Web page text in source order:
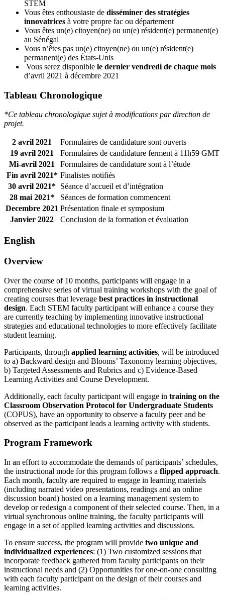
STEM
Vous êtes enthousiaste de disséminer des stratégies
innovatrices à votre propre fac ou département
Vous êtes un(e) citoyen(ne) ou un(e) résident(e) permanent(e)
au Sénégal
Vous n’êtes pas un(e) citoyen(ne) ou un(e) résident(e)
permanent(e) des États-Unis
Vous serez disponible le dernier vendredi de chaque mois
d’avril 2021 à décembre 2021
Tableau Chronologique
*Ce tableau chronologique sujet à modifications par direction de
projet.
2 avril 2021
Formulaires de candidature sont ouverts
19 avril 2021
Formulaires de candidature ferment à 11h59 GMT
Mi-avril 2021
Formulaires de candidature sont à l’étude
Fin avril 2021* Finalistes notifiés
30 avril 2021* Séance d’accueil et d’intégration
28 mai 2021*
Séances de formation commencent
Decembre 2021 Présentation finale et symposium
Janvier 2022
Conclusion de la formation et évaluation
English
Overview
Over the course of 10 months, participants will engage in a
comprehensive series of virtual training workshops with the goal of
creating courses that leverage best practices in instructional
design. Each STEM faculty participant will enhance a course they
are currently teaching by implementing innovative instructional
strategies and educational technologies to more effectively facilitate
student learning.
Participants, through applied learning activities, will be introduced
to a) Backward design and Blooms’ Taxonomy learning objectives,
b) Targeted Assessments and Rubrics and c) Evidence-Based
Learning Activities and Course Development.
Additionally, each faculty participant will engage in training on the
Classroom Observation Protocol for Undergraduate Students
(COPUS), have an opportunity to observe a faculty peer and be
observed as the participant leads a learning activity with students.
Program Framework
In an effort to accommodate the demands of participants’ schedules,
the instructional mode for this program follows a flipped approach.
Each month, faculty are required to engage in learning materials
(including narrated video presentations, readings and an online
discussion board) hosted on a learning management system to
develop or redesign a component of their selected course. Then, in a
virtual synchronous online training, the faculty participants will
engage in a set of applied learning activities and discussions.
To ensure success, the program will provide two unique and
individualized experiences: (1) Two customized sessions that
incorporate feedback gathered from faculty participants on their
instructional needs and (2) Opportunities for one-on-one consulting
with each faculty participant on the design of their courses and
learning activities.